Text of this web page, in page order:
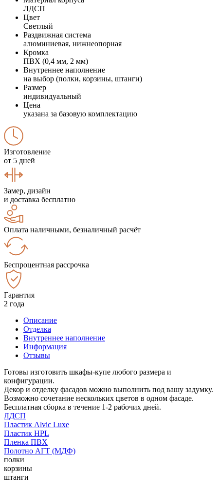
ЛДСП
Цвет
Светлый
Раздвижная система
алюминиевая, нижнеопорная
Кромка
ПВХ (0,4 мм, 2 мм)
Внутреннее наполнение
на выбор (полки, корзины, штанги)
Размер
индивидуальный
Цена
указана за базовую комплектацию
Изготовление
от 5 дней
Замер, дизайн
и доставка бесплатно
Оплата наличными, безналичный расчёт
Беспроцентная рассрочка
Гарантия
2 года
Описание
Отделка
Внутреннее наполнение
Информация
Отзывы
Готовы изготовить шкафы-купе любого размера и
конфигурации.
Декор и отделку фасадов можно выполнить под вашу задумку.
Возможно сочетание нескольких цветов в одном фасаде.
Бесплатная сборка в течение 1-2 рабочих дней.
ЛДСП
Пластик Alvic Luxe
Пластик HPL
Пленка ПВХ
Полотно АГТ (МДФ)
полки
корзины
штанги